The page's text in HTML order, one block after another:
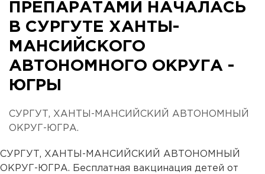
ПРЕПАРАТАМИ НАЧАЛАСЬ
В СУРГУТЕ ХАНТЫ-
МАНСИЙСКОГО
АВТОНОМНОГО ОКРУГА -
ЮГРЫ
СУРГУТ, ХАНТЫ-МАНСИЙСКИЙ АВТОНОМНЫЙ
ОКРУГ-ЮГРА.
СУРГУТ, ХАНТЫ-МАНСИЙСКИЙ АВТОНОМНЫЙ
ОКРУГ-ЮГРА. Бесплатная вакцинация детей от